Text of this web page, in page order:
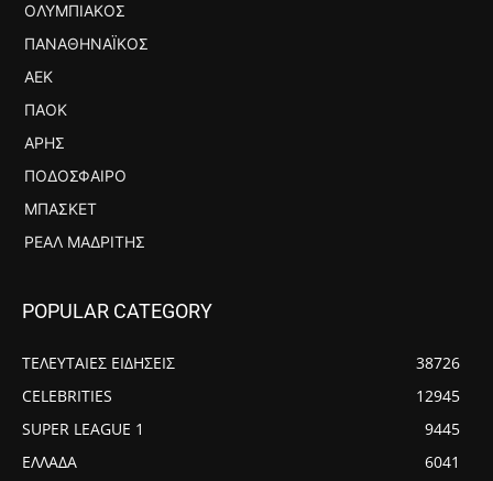
ΟΛΥΜΠΙΑΚΌΣ
ΠΑΝΑΘΗΝΑΪΚΌΣ
ΑΕΚ
ΠΑΟΚ
ΆΡΗΣ
ΠΟΔΌΣΦΑΙΡΟ
ΜΠΆΣΚΕΤ
ΡΕΆΛ ΜΑΔΡΊΤΗΣ
POPULAR CATEGORY
ΤΕΛΕΥΤΑΙΕΣ ΕΙΔΗΣΕΙΣ
38726
CELEBRITIES
12945
SUPER LEAGUE 1
9445
ΕΛΛΑΔΑ
6041